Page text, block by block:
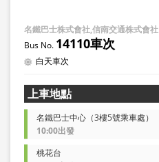
名鐵巴士株式會社,信南交通株式會社
14110車次
白天車次
上車地點
名鐵巴士中心（3樓5號乘車處）
10:00出發
桃花台